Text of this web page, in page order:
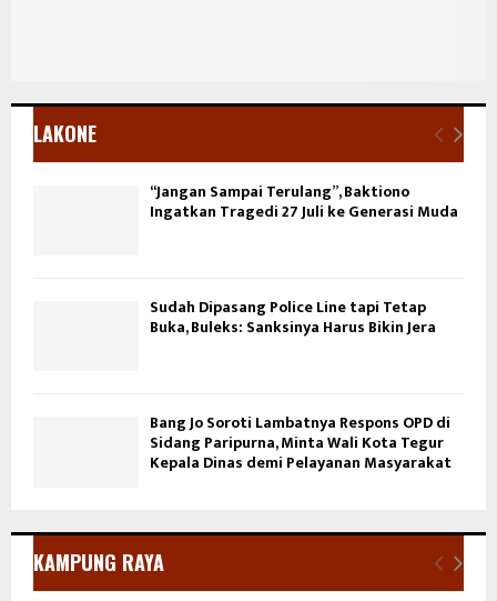
LAKONE
“Jangan Sampai Terulang”, Baktiono
Ingatkan Tragedi 27 Juli ke Generasi Muda
Sudah Dipasang Police Line tapi Tetap
Buka, Buleks: Sanksinya Harus Bikin Jera
Bang Jo Soroti Lambatnya Respons OPD di
Sidang Paripurna, Minta Wali Kota Tegur
Kepala Dinas demi Pelayanan Masyarakat
KAMPUNG RAYA